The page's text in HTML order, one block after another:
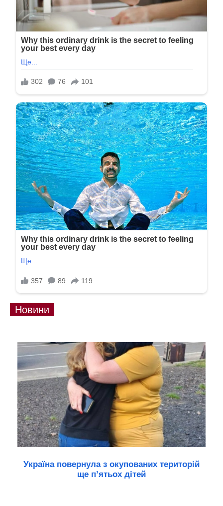
Новини
Україна повернула з окупованих територій
ще п’ятьох дітей